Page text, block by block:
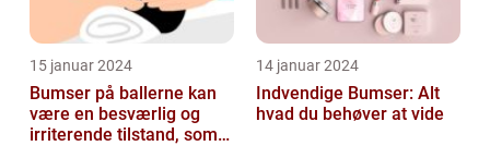
15 januar 2024
Bumser på ballerne kan
være en besværlig og
irriterende tilstand, som
14 januar 2024
Indvendige Bumser: Alt
hvad du behøver at vide